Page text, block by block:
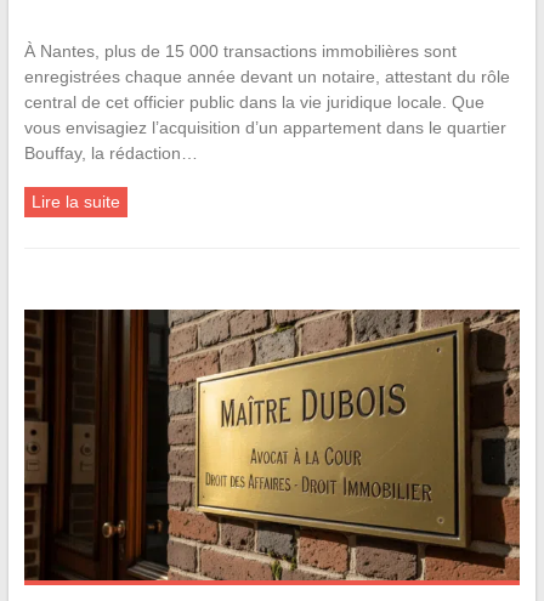
À Nantes, plus de 15 000 transactions immobilières sont
enregistrées chaque année devant un notaire, attestant du rôle
central de cet officier public dans la vie juridique locale. Que
vous envisagiez l’acquisition d’un appartement dans le quartier
Bouffay, la rédaction…
Lire la suite